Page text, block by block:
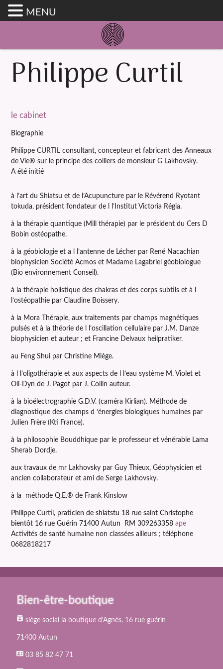
Philippe Curtil
le cabinet
Biographie
Philippe CURTIL consultant, concepteur et fabricant des Anneaux
de Vie® sur le principe des colliers de monsieur G Lakhovsky.
A été initié
à l’art du Shiatsu et de l’Acupuncture par le Révérend Ryotant
tokuda, président fondateur de l l’Institut Victoria Régia.
à la thérapie quantique (Mill thérapie) par le président du Cers D
Bobin ostéopathe.
à la géobiologie et a l l’antenne de Lécher par René Nacachian
biophysicien Société Acmos et Madame Lagabriel géobiologue
(Bio environnement Conseil).
à la thérapie holistique des chakras et des corps subtils et à l
l’ostéopathie par Claudine Boissery.
à la Mora Thérapie, aux traitements par champs magnétiques
pulsés et à la théorie de l l’oscillation cellulaire par J.M. Danze
biophysicien et auteur ; et Francine Delvaux heilpratiker.
au Feng Shui par Christine Miège.
à l l’oligothérapie et aux aspects de l l’eau système M. Violet et
Oli-Dyn de J. Pagot par J. Collin auteur.
à la bioélectrographie G.D.V. (caméra Kirlian). Méthode de
diagnostique des champs d ‘énergies biologiques humaines par
Julien Frère (Kti France).
à la philosophie Bouddhique par le professeur et vénérable Lama
Sherab Dordje.
aux travaux de mr Lakhovsky par Guy Thieux, Géophysicien et
ancien collaborateur et ami de Serge Lakhovsky.
à la méthode Q.E.® de Frank Kinslow
Philippe Curtil, praticien de shiatstu 18 rue saint Christophe
bientôt 16 rue Guérin 71400 Autun
RM 309263358ape
Activités de santé humaine non classées ailleurs ; téléphone
0682818217
Bien-être-boutique
contacts siège social la boutique d'Agnès, 16 rue guérin
71400 Autun
contact_phone03 85 82 47 71
MENU